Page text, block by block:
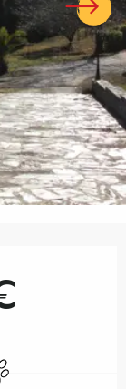
acceptés